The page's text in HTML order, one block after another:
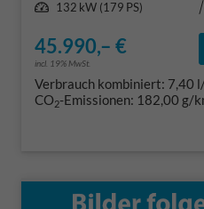
132 kW (179 PS)
45.990,– €
incl. 19% MwSt.
Verbrauch kombiniert: 7,40
CO2-Emissionen: 182,00 g/